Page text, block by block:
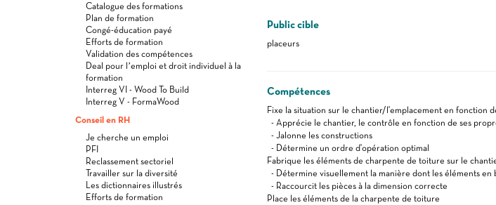
Catalogue des formations
Plan de formation
Congé-éducation payé
Efforts de formation
Validation des compétences
Deal pour l’emploi et droit individuel à la
formation
Interreg VI - Wood To Build
Interreg V - FormaWood
Conseil en RH
Je cherche un emploi
PFI
Reclassement sectoriel
Travailler sur la diversité
Les dictionnaires illustrés
Efforts de formation
Public cible
placeurs
Compétences
Fixe la situation sur le chantier/l'emplacement en fonction
- Apprécie le chantier, le contrôle en fonction de ses
- Jalonne les constructions
- Détermine un ordre d'opération optimal
Fabrique les éléments de charpente de toiture sur le
- Détermine visuellement la manière dont les éléments
- Raccourcit les pièces à la dimension correcte
Place les éléments de la charpente de toiture